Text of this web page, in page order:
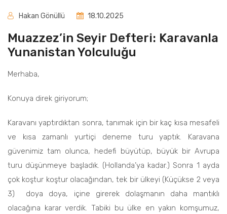
Hakan Gönüllü 18.10.2025
Muazzez’in Seyir Defteri: Karavanla
Yunanistan Yolculuğu
Merhaba,
Konuya direk giriyorum;
Karavanı yaptırdıktan sonra, tanımak için bir kaç kısa mesafeli
ve kısa zamanlı yurtiçi deneme turu yaptık. Karavana
güvenimiz tam olunca, hedefi büyütüp, büyük bir Avrupa
turu düşünmeye başladık. (Hollanda’ya kadar.) Sonra 1 ayda
çok koştur koştur olacağından, tek bir ülkeyi (Küçükse 2 veya
3) doya doya, içine girerek dolaşmanın daha mantıklı
olacağına karar verdik. Tabiki bu ülke en yakın komşumuz,